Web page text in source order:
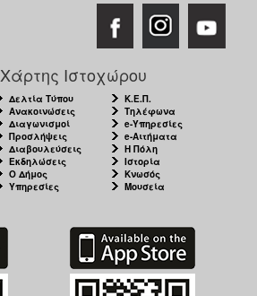
Χάρτης Ιστοχώρου
Δελτία Τύπου
Ανακοινώσεις
Διαγωνισμοί
Προσλήψεις
Διαβουλεύσεις
Εκδηλώσεις
Ο Δήμος
Υπηρεσίες
Κ.Ε.Π.
Τηλέφωνα
e-Υπηρεσίες
e-Αιτήματα
Η Πόλη
Ιστορία
Κνωσός
Μουσεία